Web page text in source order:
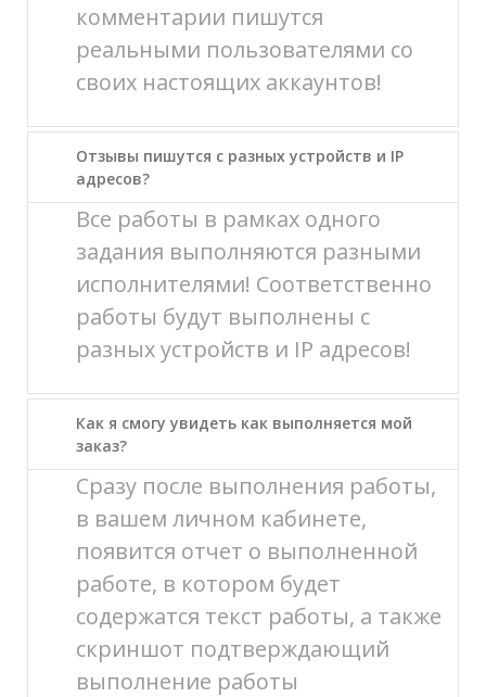
комментарии пишутся
реальными пользователями со
своих настоящих аккаунтов!
Отзывы пишутся с разных устройств и IP
адресов?
Все работы в рамках одного
задания выполняются разными
исполнителями! Соответственно
работы будут выполнены с
разных устройств и IP адресов!
Как я смогу увидеть как выполняется мой
заказ?
Сразу после выполнения работы,
в вашем личном кабинете,
появится отчет о выполненной
работе, в котором будет
содержатся текст работы, а также
скриншот подтверждающий
выполнение работы